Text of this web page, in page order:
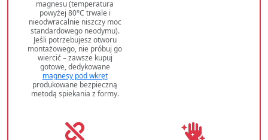
magnesu (temperatura
powyżej 80°C trwale i
nieodwracalnie niszczy moc
standardowego neodymu).
Jeśli potrzebujesz otworu
montażowego, nie próbuj go
wiercić – zawsze kupuj
gotowe, dedykowane
magnesy pod wkręt
produkowane bezpieczną
metodą spiekania z formy.